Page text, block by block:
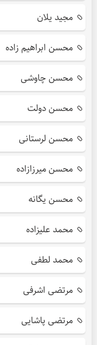
مجید یلان
محسن ابراهیم زاده
محسن چاوشی
محسن دولت
محسن لرستانی
محسن میرزازاده
محسن یگانه
محمد علیزاده
محمد لطفی
مرتضی اشرفی
مرتضی پاشایی